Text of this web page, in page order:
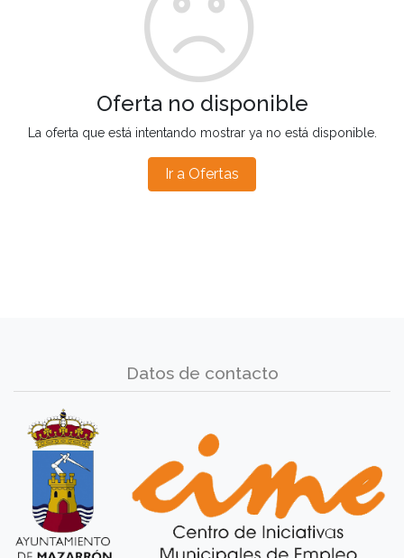
Oferta no disponible
La oferta que está intentando mostrar ya no está disponible.
Ir a Ofertas
Datos de contacto